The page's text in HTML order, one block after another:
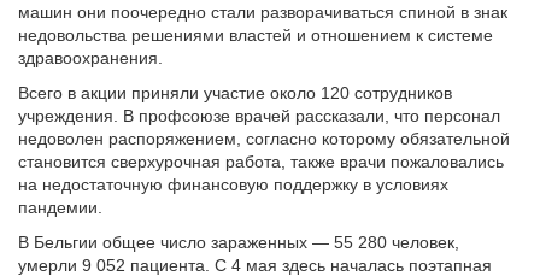
машин они поочередно стали разворачиваться спиной в знак
недовольства решениями властей и отношением к системе
здравоохранения.
Всего в акции приняли участие около 120 сотрудников
учреждения. В профсоюзе врачей рассказали, что персонал
недоволен распоряжением, согласно которому обязательной
становится сверхурочная работа, также врачи пожаловались
на недостаточную финансовую поддержку в условиях
пандемии.
В Бельгии общее число зараженных — 55 280 человек,
умерли 9 052 пациента. С 4 мая здесь началась поэтапная